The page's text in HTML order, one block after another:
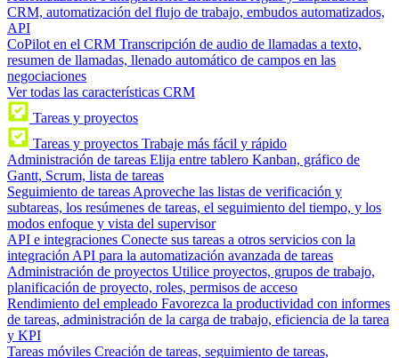
CRM, automatización del flujo de trabajo, embudos automatizados,
API
CoPilot en el CRM Transcripción de audio de llamadas a texto,
resumen de llamadas, llenado automático de campos en las
negociaciones
Ver todas las características CRM
Tareas y proyectos
Tareas y proyectos Trabaje más fácil y rápido
Administración de tareas Elija entre tablero Kanban, gráfico de
Gantt, Scrum, lista de tareas
Seguimiento de tareas Aproveche las listas de verificación y
subtareas, los resúmenes de tareas, el seguimiento del tiempo, y los
modos enfoque y vista del supervisor
API e integraciones Conecte sus tareas a otros servicios con la
integración API para la automatización avanzada de tareas
Administración de proyectos Utilice proyectos, grupos de trabajo,
planificación de proyecto, roles, permisos de acceso
Rendimiento del empleado Favorezca la productividad con informes
de tareas, administración de la carga de trabajo, eficiencia de la tarea
y KPI
Tareas móviles Creación de tareas, seguimiento de tareas,